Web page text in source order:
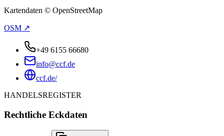
Kartendaten © OpenStreetMap
OSM ↗
+49 6155 66680
info@ccf.de
ccf.de/
HANDELSREGISTER
Rechtliche Eckdaten